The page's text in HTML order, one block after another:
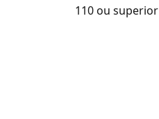
110 ou superior